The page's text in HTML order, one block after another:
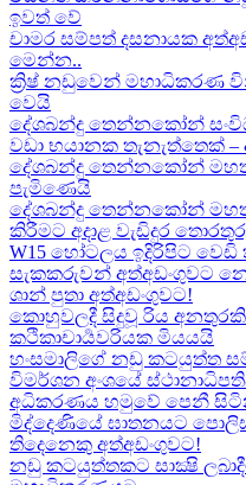
ඉවත් වේ
චාමර සම්පත් දසනායක
මෙන්න​..
ක්‍රිෂ් නඩුවෙන් මහාධිකරණ
වෙයි
දේශබන්දු තෙන්නකෝන්
වඩා භයානක තැනැත්තෙක්
දේශබන්දු තෙන්නකෝන්
පැමිණෙයි
දේශබන්දු තෙන්නකෝන්
කිරීමට අදාළ වැඩිදුර
W15 හෝටලය ඉදිරිපිට වෙඩි
සැකකරුවන් අත්අඩංගුවට
ශාන් පුතා අත්අඩංගුවට!
කොහුවලදී සිදුවූ රිය
කථිකාචාර්‍යවරියක මියයයි
හංසමාලිගේ නඩු කටයුත්ත
විමර්ශන අංශයේ
අධිකරණය හමුවේ පෙනී
මිද්දෙණියේ ඝාතනයට
තිදෙනෙකු අත්අඩංගුවට​!
නඩු කටයුත්තකට සාක්‍ෂි